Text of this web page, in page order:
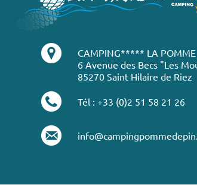
CAMPING***** LA POMME
6 Avenue des Becs "Les
85270 Saint Hilaire de Riez
Tél : +33 (0)2 51 58 21 26